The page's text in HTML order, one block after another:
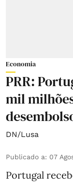
Economia
PRR:
mil
DN/Lusa
Publicado a: 07
Portugal